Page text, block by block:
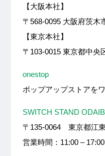
【大阪本社】
〒568-0095 大阪府茨木
【東京本社】
〒103-0015 東京都中央
onestop
ポップアップストアを
SWITCH STAND
〒135-0064 東京都江
営業時間：11:00 – 17:00